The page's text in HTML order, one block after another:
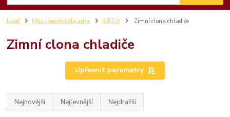
Úvod Příslušenství dle auta IVECO Zimní clona chladiče
Zimní clona chladiče
Upřesnit parametry
Nejnovější Nejlevnější Nejdražší